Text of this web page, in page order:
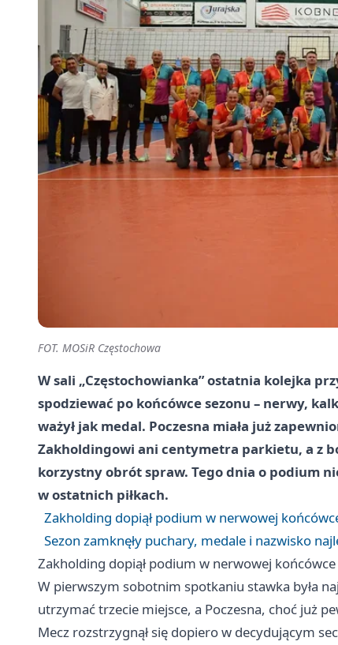
FOT. MOSiR Częstochowa
W sali „Częstochowianka” ostatnia kolejka
spodziewać po końcówce sezonu – nerwy,
ważył jak medal. Poczesna miała już
Zakholdingowi ani centymetra parkietu, a z
korzystny obrót spraw. Tego dnia o podium
w ostatnich piłkach.
Zakholding dopiął podium w nerwowej
Sezon zamknęły puchary, medale i nazwisko
Zakholding dopiął podium w nerwowej
W pierwszym sobotnim spotkaniu stawka była
utrzymać trzecie miejsce, a Poczesna, choć już
Mecz rozstrzygnął się dopiero w decydującym